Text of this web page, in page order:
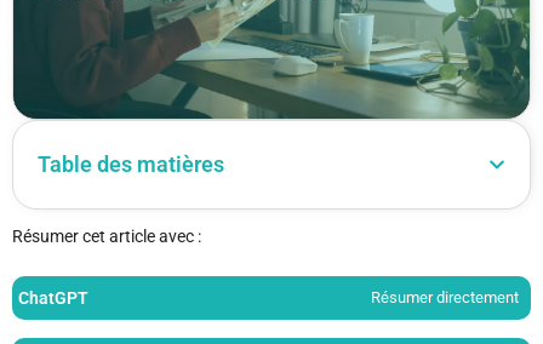
Table des matières
Résumer cet article avec :
ChatGPT Résumer directement